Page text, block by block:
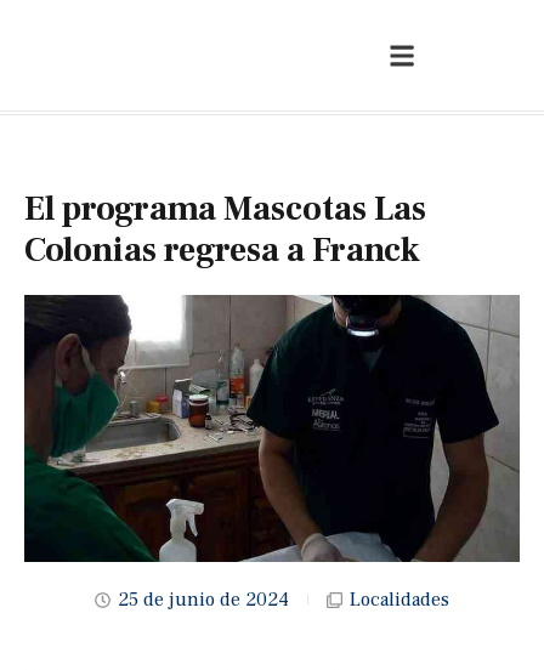
El programa Mascotas Las
Colonias regresa a Franck
25 de junio de 2024 Localidades